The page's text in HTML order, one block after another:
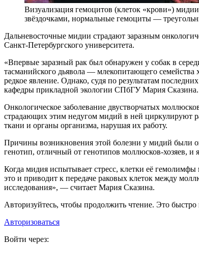
Визуализация гемоцитов (клеток «крови»)
звёздочками, нормальные гемоциты —
Дальневосточные мидии страдают заразным
Санкт-Петербургского университета.
«Впервые заразный рак был обнаружен у собак в
тасманийского дьявола — млекопитающего
редкое явление. Однако, судя по результатам
кафедры прикладной экологии СПбГУ Мария Сказина.
Онкологическое заболевание двустворчатых
страдающих этим недугом мидий в ней циркулируют
ткани и органы организма, нарушая их работу.
Причины возникновения этой болезни у мидий были
генотип, отличный от генотипов моллюсков-хозяев, и
Когда мидия испытывает стресс, клетки её
это и приводит к передаче раковых клеток между
исследования», — считает Мария Сказина.
Авторизуйтесь, чтобы продолжить чтение. Это быстро
Авторизоваться
Войти через: